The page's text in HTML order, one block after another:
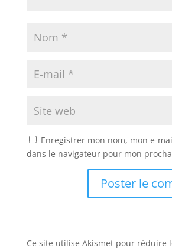
Enregistrer mon nom, mon e-
dans le navigateur pour mon
Ce site utilise Akismet pour réduire